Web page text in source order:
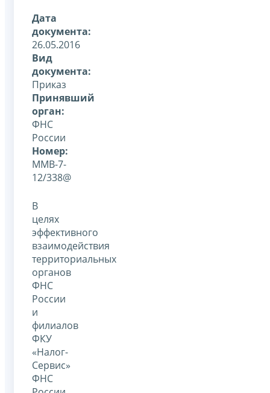
Дата
документа:
26.05.2016
Вид
документа:
Приказ
Принявший
орган:
ФНС
России
Номер:
ММВ-7-
12/338@
В
целях
эффективного
взаимодействия
территориальных
органов
ФНС
России
и
филиалов
ФКУ
«Налог-
Сервис»
ФНС